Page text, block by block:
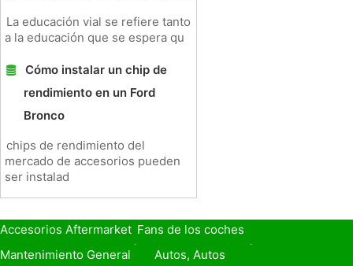
La educación vial se refiere tanto
a la educación que se espera qu
Cómo instalar un chip de
rendimiento en un Ford
Bronco
chips de rendimiento del
mercado de accesorios pueden
ser instalad
Accesorios Aftermarket Fans de los coches
Seguro de Coche
Préstamos y Financiación
Mantenimiento General Autos, Autos